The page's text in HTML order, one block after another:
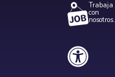
Trabaja
con
nosotros.